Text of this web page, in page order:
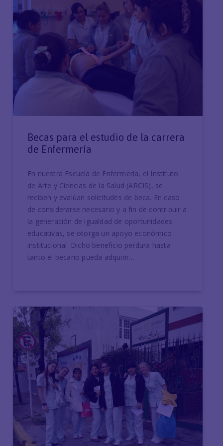
Becas para el estudio de la carrera
de Enfermería
En nuestra Escuela de Enfermería, el Instituto
de Arte y Ciencias de la Salud (ARCIS), se
reciben y evalúan solicitudes de beca. En caso
de considerarse necesario y a fin de contribuir a
la generación de igualdad de oportunidades
educativas, se otorga un apoyo económico
institucional. Dicho beneficio perdura hasta
tanto el becario pueda adquirir…